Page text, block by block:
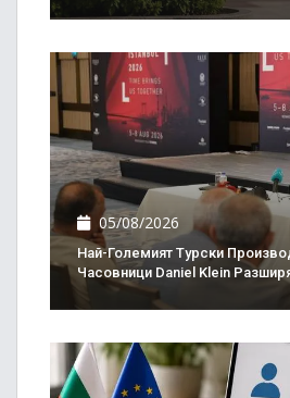
05/08/2026
Най-Големият Турски
Часовници Daniel Klein